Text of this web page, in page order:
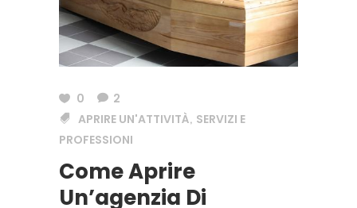
0
2
APRIRE UN'ATTIVITÀ, SERVIZI E
PROFESSIONI
Come Aprire
Un’agenzia Di